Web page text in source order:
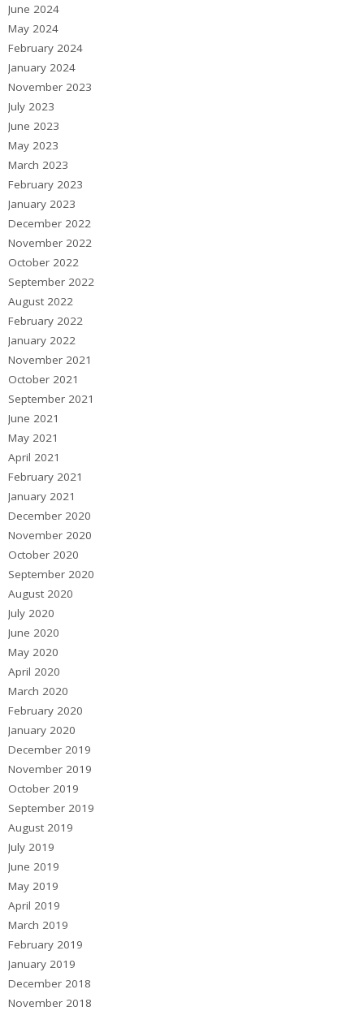
June 2024
May 2024
February 2024
January 2024
November 2023
July 2023
June 2023
May 2023
March 2023
February 2023
January 2023
December 2022
November 2022
October 2022
September 2022
August 2022
February 2022
January 2022
November 2021
October 2021
September 2021
June 2021
May 2021
April 2021
February 2021
January 2021
December 2020
November 2020
October 2020
September 2020
August 2020
July 2020
June 2020
May 2020
April 2020
March 2020
February 2020
January 2020
December 2019
November 2019
October 2019
September 2019
August 2019
July 2019
June 2019
May 2019
April 2019
March 2019
February 2019
January 2019
December 2018
November 2018